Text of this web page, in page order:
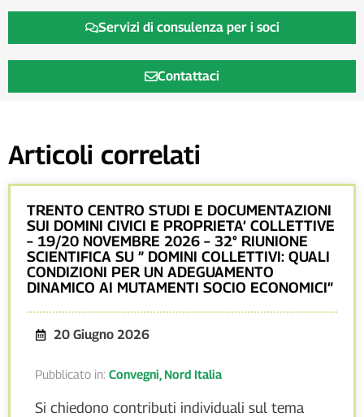
Servizi di consulenza per i soci
Contattaci
Articoli correlati
TRENTO CENTRO STUDI E DOCUMENTAZIONI
SUI DOMINI CIVICI E PROPRIETA’ COLLETTIVE
– 19/20 NOVEMBRE 2026 – 32° RIUNIONE
SCIENTIFICA SU ” DOMINI COLLETTIVI: QUALI
CONDIZIONI PER UN ADEGUAMENTO
DINAMICO AI MUTAMENTI SOCIO ECONOMICI”
20 Giugno 2026
Pubblicato in: Convegni, Nord Italia
Si chiedono contributi individuali sul tema